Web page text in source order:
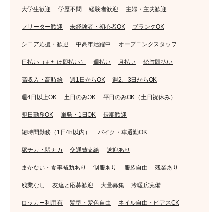
大学生歓迎 学歴不問 経験者歓迎 主婦・主夫歓迎
フリーター歓迎 未経験者・初心者OK ブランクOK
シニア応援・歓迎 中高年活躍中 オープニングスタッフ
日払い（または即払い） 週払い 月払い 給与即払い
高収入・高時給 週1日からOK 週2、3日からOK
週4日以上OK 土日のみOK 平日のみOK（土日祝休み）
即日勤務OK 単発・1日OK 長期歓迎
短時間勤務（1日4h以内） バイク・車通勤OK
駅チカ・駅ナカ 交通費支給 送迎あり
まかない・食事補助あり 制服あり 服装自由 残業あり
残業なし 友達と応募歓迎 大量募集 冷暖房完備
ロッカー利用有 髪型・髪色自由 ネイル自由・ピアスOK